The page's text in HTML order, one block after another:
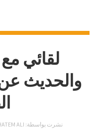
لقائي
والحديث عن
نشرت بواسطة: ALI